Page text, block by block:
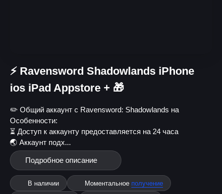
⚡️ Ravensword Shadowlands iPhone
ios iPad Appstore + 🎁
✏️ Общий аккаунт с Ravensword: Shadowlands на
Особенности:
⏳ Доступ к аккаунту предоставляется на 24 часа
🌏 Аккаунт подх...
Подробное описание
В наличии Моментальное получение